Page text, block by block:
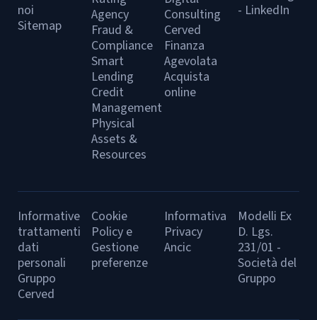
noi
Sitemap
Agency
Fraud &
Compliance
Smart
Lending
Credit
Management
Physical
Assets &
Resources
Consulting
Cerved
Finanza
Agevolata
Acquista
online
- LinkedIn
Informative
trattamenti
dati
personali
Gruppo
Cerved
Cookie
Policy e
Gestione
preferenze
Informativa
Privacy
Ancic
Modelli Ex
D. Lgs.
231/01 -
Società del
Gruppo